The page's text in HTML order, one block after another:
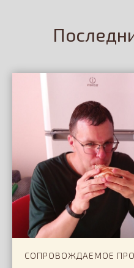
СОПРОВОЖДАЕМОЕ
Наши